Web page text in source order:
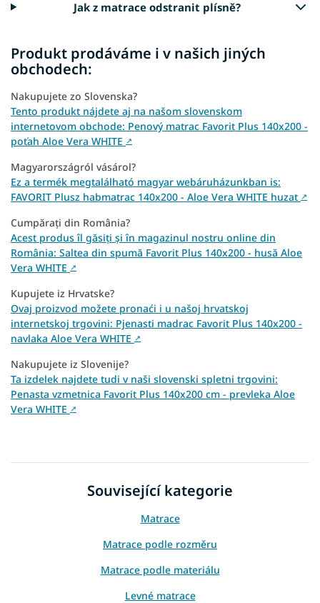
Jak z matrace odstranit plísně?
Produkt prodáváme i v našich jiných
obchodech:
Nakupujete zo Slovenska?
Tento produkt nájdete aj na našom slovenskom
internetovom obchode: Penový matrac Favorit Plus 140x200 -
poťah Aloe Vera WHITE ↗
Magyarországról vásárol?
Ez a termék megtalálható magyar webáruházunkban is:
FAVORIT Plusz habmatrac 140x200 - Aloe Vera WHITE huzat ↗
Cumpărați din România?
Acest produs îl găsiți și în magazinul nostru online din
România: Saltea din spumă Favorit Plus 140x200 - husă Aloe
Vera WHITE ↗
Kupujete iz Hrvatske?
Ovaj proizvod možete pronaći i u našoj hrvatskoj
internetskoj trgovini: Pjenasti madrac Favorit Plus 140x200 -
navlaka Aloe Vera WHITE ↗
Nakupujete iz Slovenije?
Ta izdelek najdete tudi v naši slovenski spletni trgovini:
Penasta vzmetnica Favorit Plus 140x200 cm - prevleka Aloe
Vera WHITE ↗
Související kategorie
Matrace
Matrace podle rozměru
Matrace podle materiálu
Levné matrace